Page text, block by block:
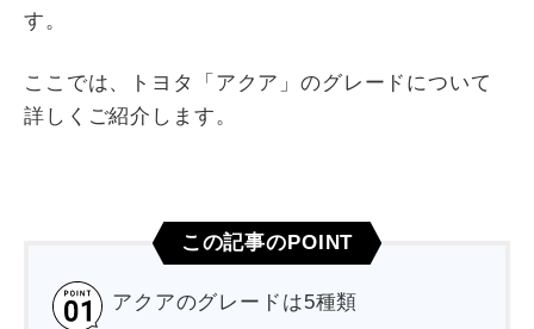
す。
ここでは、トヨタ「アクア」のグレードについて
詳しくご紹介します。
この記事のPOINT
アクアのグレードは5種類